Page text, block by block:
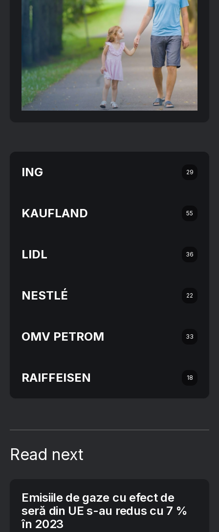
ING 29
KAUFLAND 55
LIDL 36
NESTLÉ 22
OMV PETROM 33
RAIFFEISEN 18
Read next
Emisiile de gaze cu efect de
seră din UE s-au redus cu 7 %
în 2023